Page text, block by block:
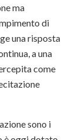
ma
di
una risposta
a una
come
sono i